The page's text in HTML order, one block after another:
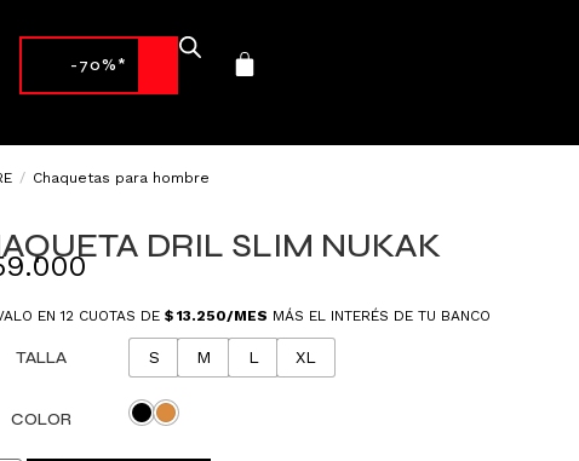
-70%*
/ Chaquetas para hombre
DRIL SLIM NUKAK
EN 12 CUOTAS DE$ 13.250/MES MÁS EL INTERÉS DE TU BANCO
TALLA S M L XL
COLOR